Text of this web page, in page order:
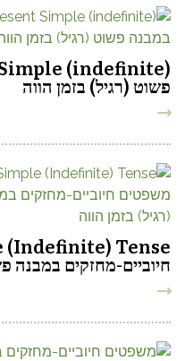
פשוט (רגיל) בזמן הווה
חיוביים-מחזקים במבנה